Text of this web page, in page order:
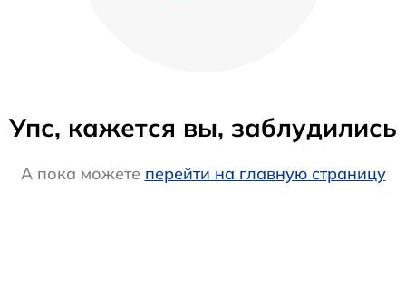
Упс, кажется вы, заблудились
А пока можете перейти на главную страницу